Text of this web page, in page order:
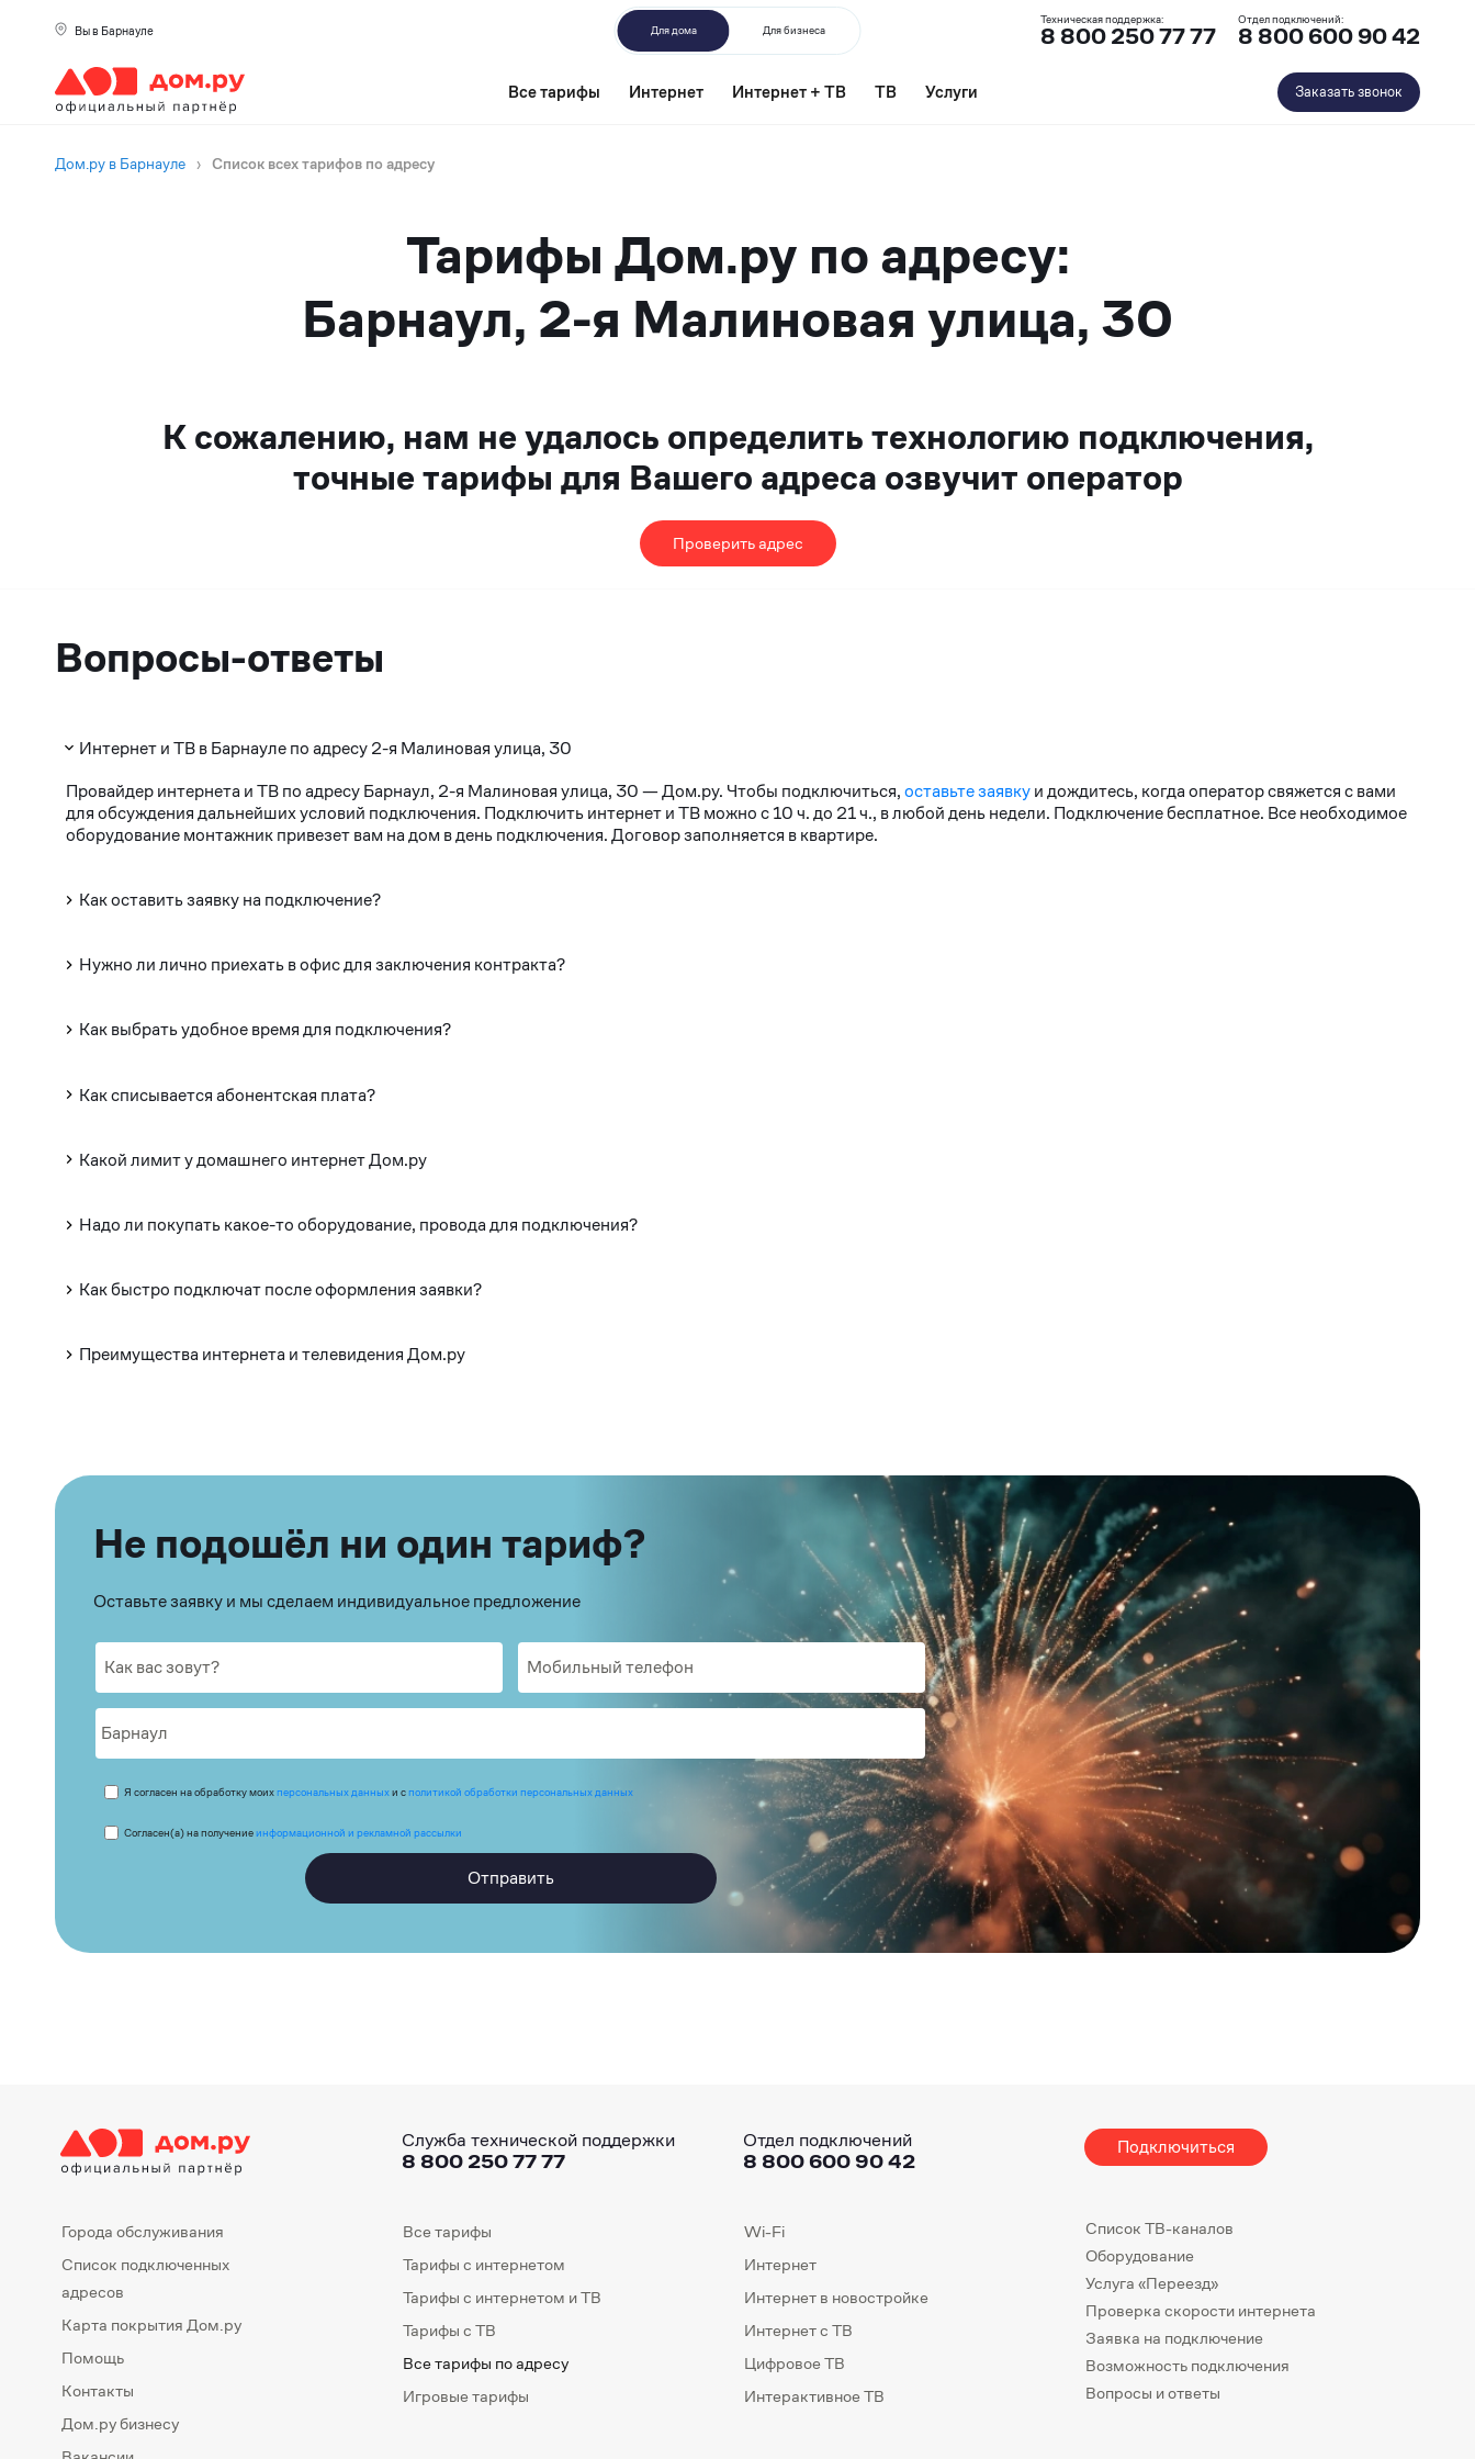
Вы в Барнауле Для дома Для бизнеса
Техническая поддержка:
8 800 250 77 77
Отдел подключений:
8 800 600 90 42
Все тарифы Интернет Интернет + ТВ ТВ Услуги Заказать звонок
Дом.ру в Барнауле › Список всех тарифов по адресу
Тарифы Дом.ру по адресу:
Барнаул, 2-я Малиновая улица, 30
К сожалению, нам не удалось определить технологию подключения,
точные тарифы для Вашего адреса озвучит оператор
Проверить адрес
Вопросы-ответы
Интернет и ТВ в Барнауле по адресу 2-я Малиновая улица, 30
Провайдер интернета и ТВ по адресу Барнаул, 2-я Малиновая улица, 30 — Дом.ру. Чтобы подключиться,оставьте заявкуи дождитесь, когда оператор свяжется с вами
для обсуждения дальнейших условий подключения. Подключить интернет и ТВ можно с 10 ч. до 21 ч., в любой день недели. Подключение бесплатное. Все необходимое
оборудование монтажник привезет вам на дом в день подключения. Договор заполняется в квартире.
Как оставить заявку на подключение?
Нужно ли лично приехать в офис для заключения контракта?
Как выбрать удобное время для подключения?
Как списывается абонентская плата?
Какой лимит у домашнего интернет Дом.ру
Надо ли покупать какое-то оборудование, провода для подключения?
Как быстро подключат после оформления заявки?
Преимущества интернета и телевидения Дом.ру
Не подошёл ни один тариф?
Оставьте заявку и мы сделаем индивидуальное предложение
Я согласен на обработку моихперсональных данныхи сполитикой обработки персональных данных
Согласен(а) на получениеинформационной и рекламной рассылки
Отправить
Служба технической поддержки
8 800 250 77 77
Отдел подключений
8 800 600 90 42
Подключиться
Города обслуживания
Список подключенных
адресов
Карта покрытия Дом.ру
Помощь
Контакты
Дом.ру бизнесу
Все тарифы
Тарифы с интернетом
Тарифы с интернетом и ТВ
Тарифы с ТВ
Все тарифы по адресу
Игровые тарифы
Wi-Fi
Интернет
Интернет в новостройке
Интернет с ТВ
Цифровое ТВ
Интерактивное ТВ
Список ТВ-каналов
Оборудование
Услуга «Переезд»
Проверка скорости интернета
Заявка на подключение
Возможность подключения
Вопросы и ответы